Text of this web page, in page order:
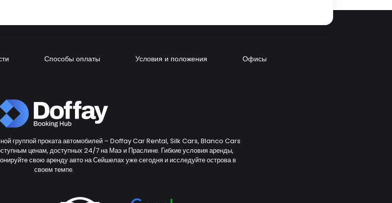
Способы оплаты Условия и положения Офисы
группой проката автомобилей – Doffay Car Rental, Silk Cars, Blanco Cars
ценам, доступных 24/7 на Маэ и Праслине. Гибкие условия аренды,
свою аренду авто на Сейшелах уже сегодня и исследуйте острова в
своем темпе.